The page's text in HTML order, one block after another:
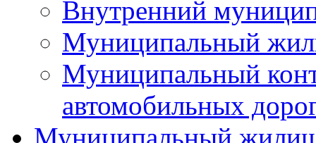
Внутренний
Муниципальный
Муниципальный
автомобильных